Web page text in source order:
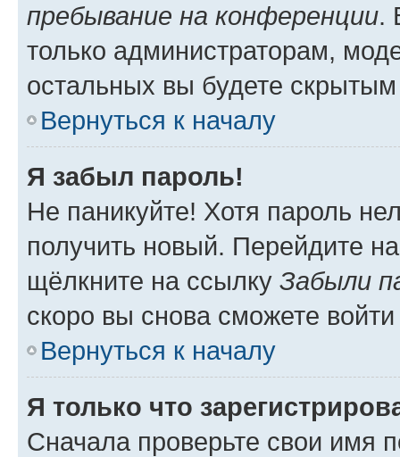
пребывание на конференции.
только администраторам,
остальных вы будете
Вернуться к началу
Я забыл пароль!
Не паникуйте! Хотя пароль
получить новый. Перейдите
щёлкните на ссылку Забыли
скоро вы снова сможете
Вернуться к началу
Я только что
Сначала проверьте свои имя